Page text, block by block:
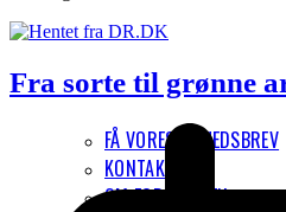
FÅ VORES NYHEDSBREV
KONTAKT
OM FORENINGEN
Fra sorte til grønne